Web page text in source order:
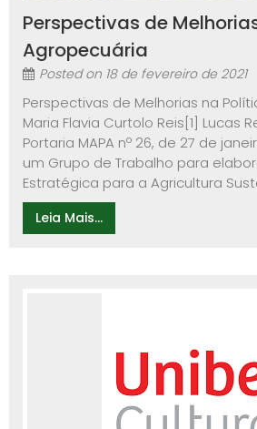
Perspectivas de
Agropecuária
Posted on 18 de fevereiro de 2021
Perspectivas de Melhorias na
Maria Flavia Curtolo Reis[1] Lucas
Portaria MAPA nº 26, de 27 de
um Grupo de Trabalho para
Estratégica para a Agricultura
Leia Mais...